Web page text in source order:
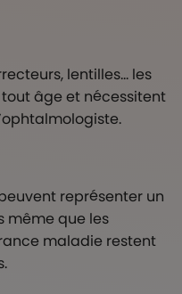
lentilles… les
âge et nécessitent
représenter un
même que les
maladie restent